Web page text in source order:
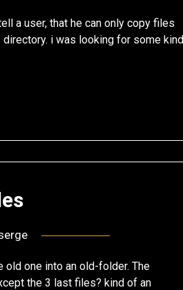
a user, that he can only copy files
i was looking for some kind
old one into an old-folder. The
the 3 last files? kind of an